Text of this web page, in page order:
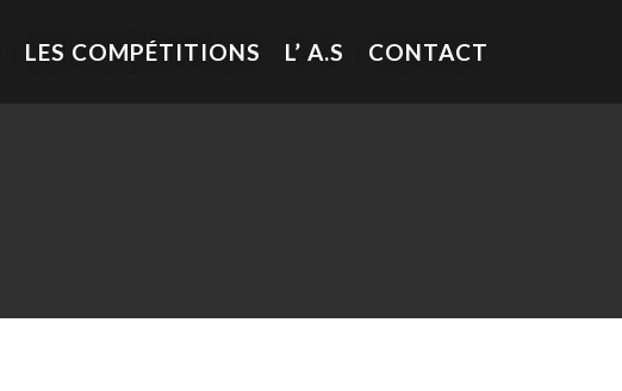
LES COMPÉTITIONS L’ A.S CONTACT